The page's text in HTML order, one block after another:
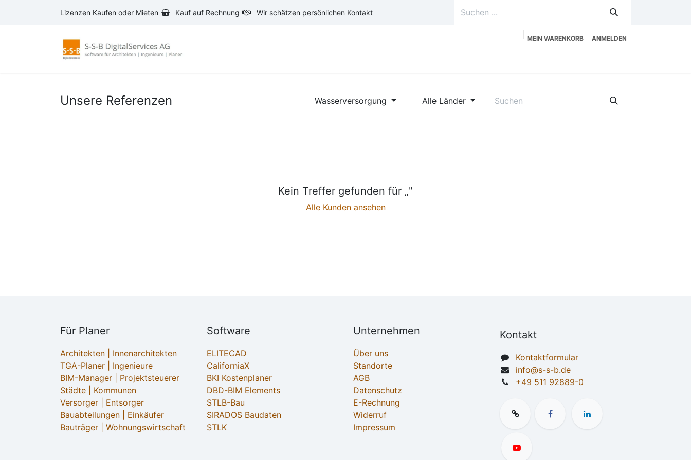
Lizenzen Kaufen oder Mieten Kauf auf Rechnung Wir schätzen persönlichen Kontakt
MEIN WARENKORB ANMELDEN
Unsere Referenzen Wasserversorgung Alle Länder
Kein Treffer gefunden für „"
Alle Kunden ansehen
Für Planer
Architekten | Innenarchitekten
TGA-Planer | Ingenieure
BIM-Manager | Projektsteuerer
Städte | Kommunen
Versorger | Entsorger
Bauabteilungen | Einkäufer
Bauträger | Wohnungswirtschaft
Software
ELITECAD
CaliforniaX
BKI Kostenplaner
DBD-BIM Elements
STLB-Bau
SIRADOS Baudaten
STLK
Unternehmen
Über uns
Standorte
AGB
Datenschutz
E-Rechnung
Widerruf
Impressum
Kontakt
Kontaktformular
info@s-s-b.de
+49 511 92889-0